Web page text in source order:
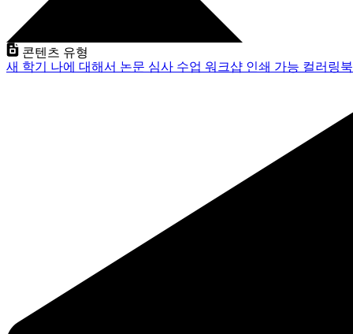
콘텐츠 유형
새 학기 나에 대해서 논문 심사 수업 워크샵 인쇄 가능 컬러링북